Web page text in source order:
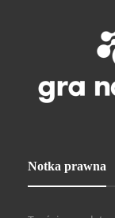
Notka prawna